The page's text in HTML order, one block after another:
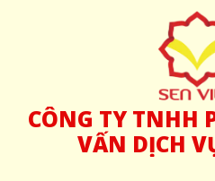
CÔNG TY TNHH
VẤN DỊCH